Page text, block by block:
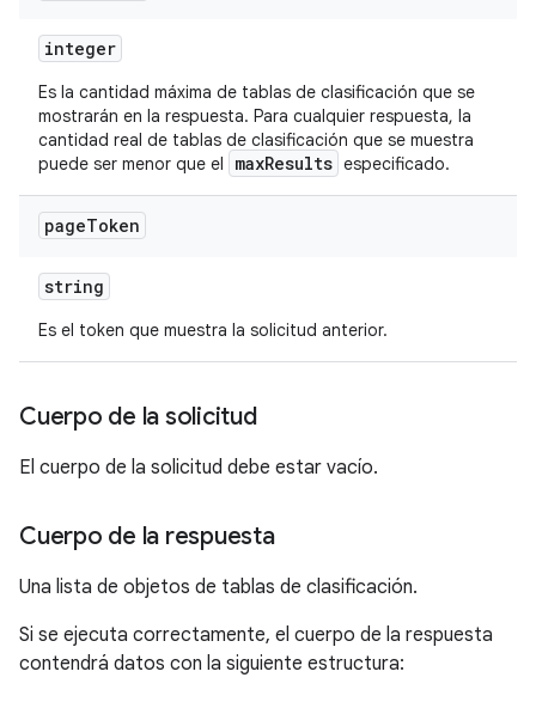
integer
Es la cantidad máxima de tablas de clasificación que se
mostrarán en la respuesta. Para cualquier respuesta, la
cantidad real de tablas de clasificación que se muestra
puede ser menor que el
maxResults especificado.
pageToken
string
Es el token que muestra la solicitud anterior.
Cuerpo de la solicitud
El cuerpo de la solicitud debe estar vacío.
Cuerpo de la respuesta
Una lista de objetos de tablas de clasificación.
Si se ejecuta correctamente, el cuerpo de la respuesta
contendrá datos con la siguiente estructura: